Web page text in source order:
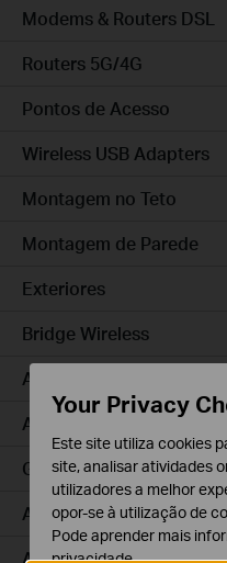
Modems & Routers DSL
Routers 5G/4G
Pontos de Acesso
Wireless USB Adapters
Montagem no Teto
Montagem de Parede
Exteriores
Bridge Wireless
Access Pro
Access Plus
GPON
Agile
Access
Your Privacy
Este site utiliza cookies
site, analisar atividades
utilizadores a melhor
opor-se à utilização de
Pode aprender mais
privacidade.